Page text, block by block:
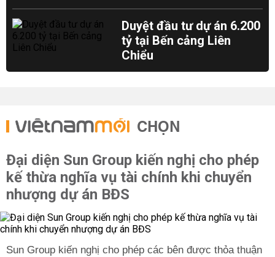
Duyệt đầu tư dự án 6.200
tỷ tại Bến cảng Liên
Chiểu
CHỌN
Đại diện Sun Group kiến nghị cho phép
kế thừa nghĩa vụ tài chính khi chuyển
nhượng dự án BĐS
Sun Group kiến nghị cho phép các bên được thỏa thuận